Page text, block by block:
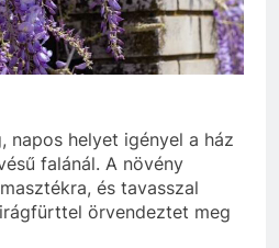
napos helyet igényel a ház
falánál. A növény
és tavasszal
örvendeztet meg